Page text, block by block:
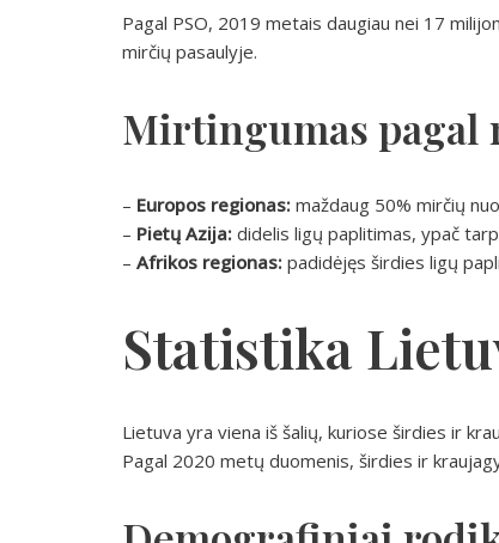
Pagal PSO, 2019 metais daugiau nei 17
mirčių pasaulyje.
Mirtingumas pagal
– Europos regionas: maždaug 50% mirčių
– Pietų Azija: didelis ligų paplitimas, ypač
– Afrikos regionas: padidėjęs širdies ligų
Statistika
Lietuva yra viena iš šalių, kuriose širdies ir
Pagal 2020 metų duomenis, širdies ir